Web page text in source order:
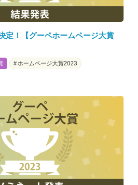
定！【グーペホームページ大賞
ホームページ大賞2023